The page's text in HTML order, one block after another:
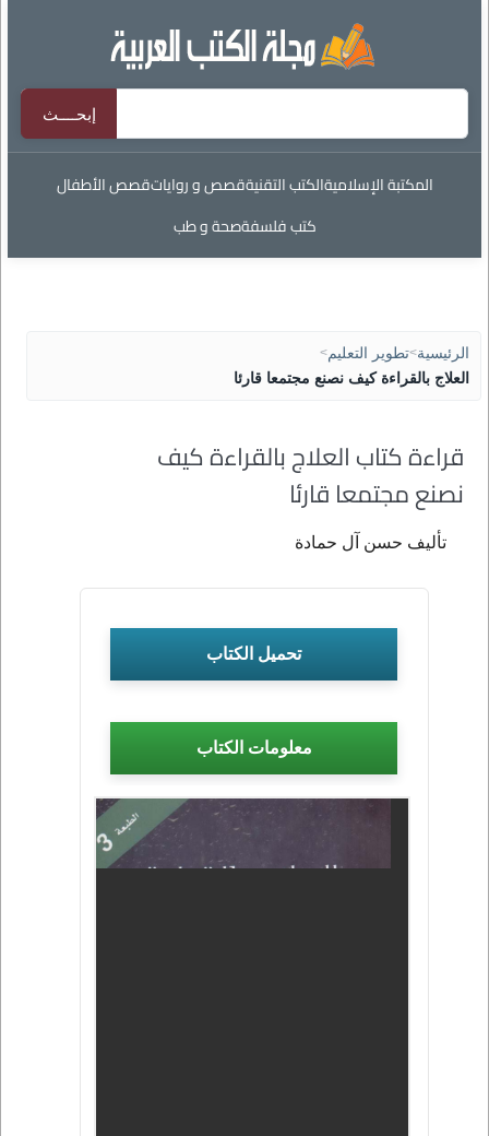
المكتبة الإسلاميةالكتب التقنيةقصص و رواياتقصص الأطفال
كتب فلسفةصحة و طب
الرئيسية>تطوير التعليم>
العلاج بالقراءة كيف نصنع مجتمعا قارئا
قراءة كتاب العلاج بالقراءة كيف
نصنع مجتمعا قارئا
تأليف حسن آل حمادة
تحميل الكتاب
معلومات الكتاب